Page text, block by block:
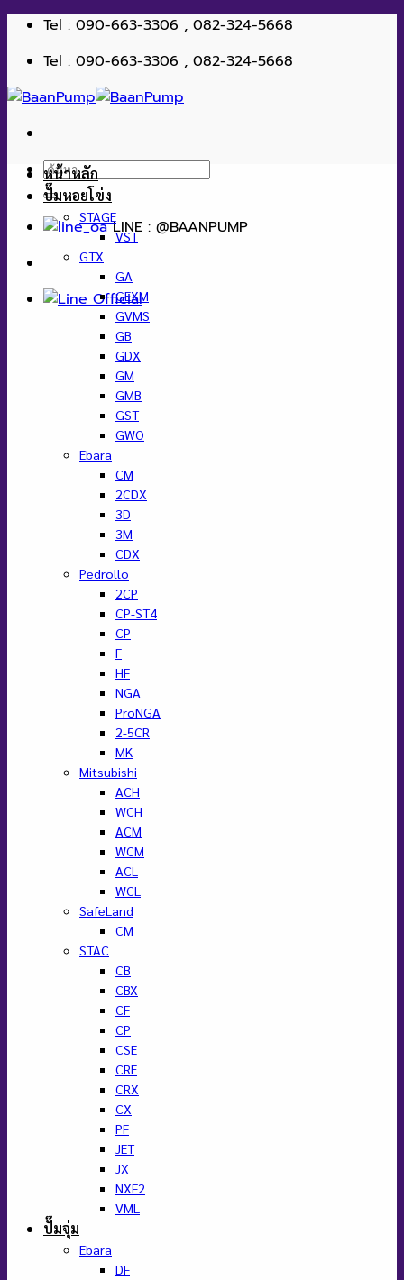
ข้าม
เนื้อหา
Tel : 090-663-3306 , 082-324-5668
Tel : 090-663-3306 , 082-324-5668
ค้นหา:
LINE : @BAANPUMP
หน้าหลัก
ปั๊มหอยโข่ง
STAGE
VST
GTX
GA
GEXM
GVMS
GB
GDX
GM
GMB
GST
GWO
Ebara
CM
2CDX
3D
3M
CDX
Pedrollo
2CP
CP-ST4
CP
F
HF
NGA
ProNGA
2-5CR
MK
Mitsubishi
ACH
WCH
ACM
WCM
ACL
WCL
SafeLand
CM
STAC
CB
CBX
CF
CP
CSE
CRE
CRX
CX
PF
JET
JX
NXF2
VML
ปั๊มจุ่ม
Ebara
DF